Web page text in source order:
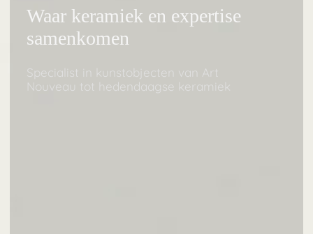
Waar keramiek en expertise
samenkomen
Specialist in kunstobjecten van Art
Nouveau tot hedendaagse keramiek